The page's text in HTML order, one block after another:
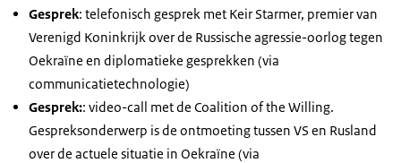
Gesprek: telefonisch gesprek met Keir Starmer, premier van
Verenigd Koninkrijk over de Russische agressie-oorlog tegen
Oekraïne en diplomatieke gesprekken (via
communicatietechnologie)
Gesprek:: video-call met de Coalition of the Willing.
Gespreksonderwerp is de ontmoeting tussen VS en Rusland
over de actuele situatie in Oekraïne (via